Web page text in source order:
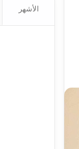
الأشهر